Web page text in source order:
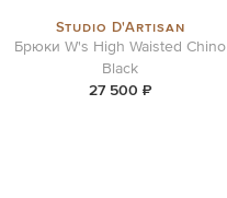
Studio D'Artisan
Брюки W's High Waisted Chino
Black
27 500 ₽